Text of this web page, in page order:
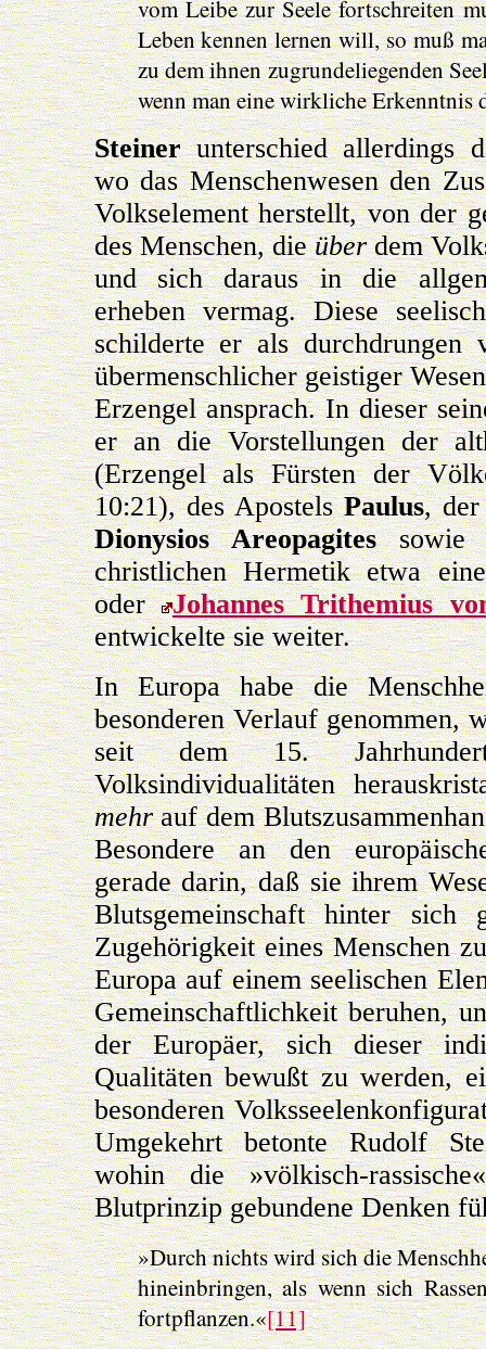
vom Leibe zur Seele fortschreiten
Leben kennen lernen will, so muß
zu dem ihnen zugrundeliegenden
wenn man eine wirkliche Erkenntnis
Steinerunterschied allerdings
wo das Menschenwesen den
Volkselement herstellt, von der
des Menschen, dieüberdem
und sich daraus in die
erheben vermag. Diese
schilderte er als durchdrungen
übermenschlicher geistiger
Erzengel ansprach. In dieser
er an die Vorstellungen der
(Erzengel als Fürsten der
10:21), des ApostelsPaulus, der
Dionysios Areopagitessowie
christlichen Hermetik etwa
oder Johannes Trithemius
entwickelte sie weiter.
In Europa habe die
besonderen Verlauf genommen,
seit dem 15.
Volksindividualitäten
mehrauf dem
Besondere an den
gerade darin, daß sie ihrem
Blutsgemeinschaft hinter sich
Zugehörigkeit eines Menschen
Europa auf einem seelischen
Gemeinschaftlichkeit beruhen,
der Europäer, sich dieser
Qualitäten bewußt zu werden,
besonderen
Umgekehrt betonte Rudolf
wohin die »völkisch-
Blutprinzip gebundene Denken
»Durch nichts wird sich die
hineinbringen, als wenn sich
fortpflanzen.«[11]